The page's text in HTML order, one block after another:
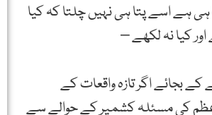
ہی ہے اسے پتا ہی نہیں چلتا کہ کیا
کیا نہ لکھے –
کے بجائے اگر تازہ واقعات کے
کی مسئلہ کشمیر کے حوالے سے